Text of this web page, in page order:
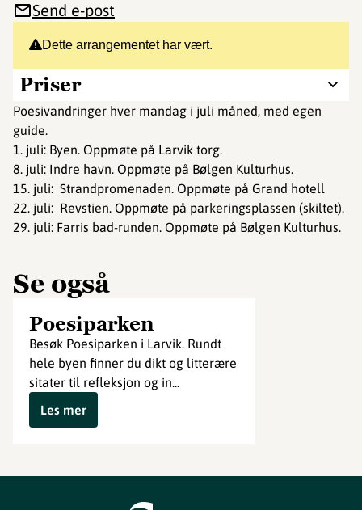
Dette arrangementet har vært.
Priser
Poesivandringer hver mandag i juli måned, med egen
guide.
1. juli: Byen. Oppmøte på Larvik torg.
8. juli: Indre havn. Oppmøte på Bølgen Kulturhus.
15. juli: Strandpromenaden. Oppmøte på Grand hotell
22. juli: Revstien. Oppmøte på parkeringsplassen (skiltet).
29. juli: Farris bad-runden. Oppmøte på Bølgen Kulturhus.
Send e-post
Se også
Poesiparken
Besøk Poesiparken i Larvik. Rundt
hele byen finner du dikt og litterære
sitater til refleksjon og in...
Les mer